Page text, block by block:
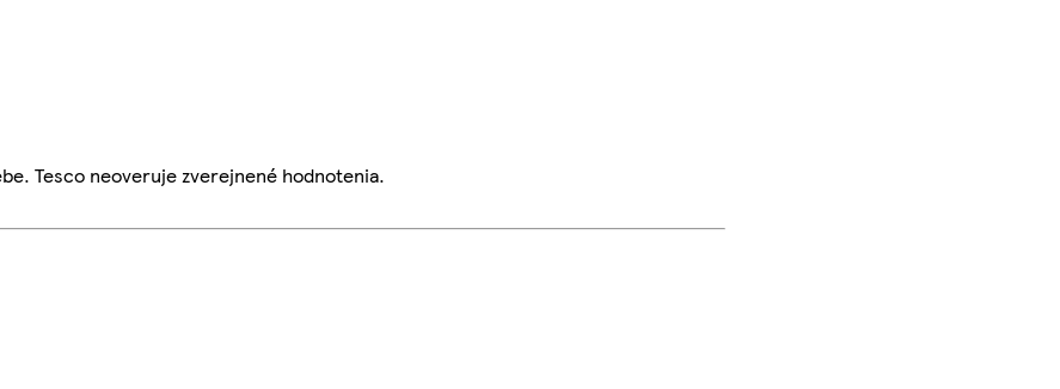
Tesco neoveruje zverejnené hodnotenia.